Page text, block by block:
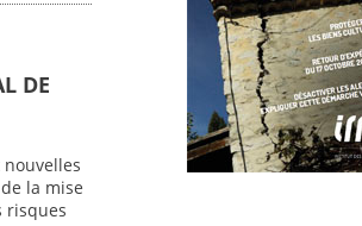
DE
la mise
risques